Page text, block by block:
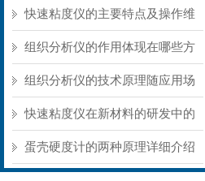
快速粘度仪的主要特点及操作维
护方式
组织分析仪的作用体现在哪些方
面？
组织分析仪的技术原理随应用场
景不同存在明显差异
快速粘度仪在新材料的研发中的
应用
蛋壳硬度计的两种原理详细介绍